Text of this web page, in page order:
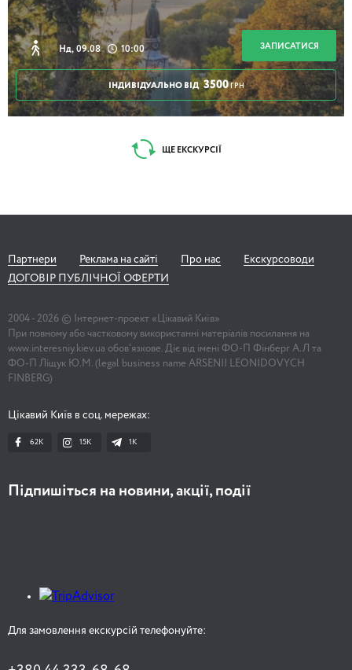
Нд, 09.08 10:00 ЗАПИСАТИСЯ
ІНДИВІДУАЛЬНО ВІД 3500 ГРН
ЩЕ ЕКСКУРСІЇ
Партнери Реклама на сайті Про нас
Екскурсоводи
ДОГОВІР ПУБЛІЧНОЇ ОФЕРТИ
2004 - 2026 © Інтернет-проект «Цікавий Київ»
При повному або частковому використанні матеріалів посилання на
www.interesniy.kiev.ua обов'язкове. Діє від імені ФО-П Фінберг А.Л та
ФО-П Ліщук Ю.М. (legal business name ARSENII LEONIDOVYCH
FINBERG)
Цікавий Київ в соц. мережах:
62K 15K 1К
Підпишіться на новини, акції, події
Для замовлення екскурсій телефонуйте: